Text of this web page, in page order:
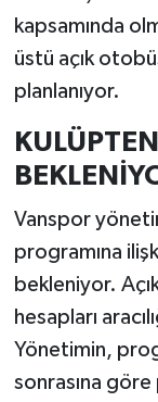
kapsamında
üstü açık
planlanıyor.
Vanspor
programına
bekleniyor.
hesapları
Yönetimin,
sonrasına göre